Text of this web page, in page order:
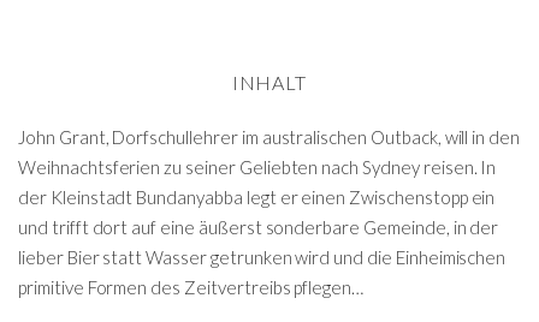
INHALT
John Grant, Dorfschullehrer im australischen Outback, will in den
Weihnachtsferien zu seiner Geliebten nach Sydney reisen. In
der Kleinstadt Bundanyabba legt er einen Zwischenstopp ein
und trifft dort auf eine äußerst sonderbare Gemeinde, in der
lieber Bier statt Wasser getrunken wird und die Einheimischen
primitive Formen des Zeitvertreibs pflegen…